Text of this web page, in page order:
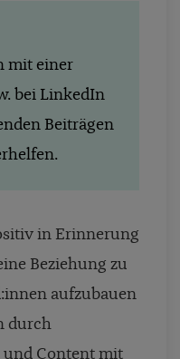
mit einer
bei LinkedIn
Beiträgen
in Erinnerung
Beziehung zu
aufzubauen
durch
Content mit